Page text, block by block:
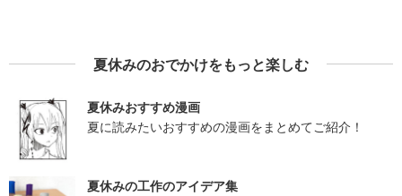
夏休みのおでかけをもっと楽しむ
夏休みおすすめ漫画
夏に読みたいおすすめの漫画をまとめてご紹介！
夏休みの工作のアイデア集